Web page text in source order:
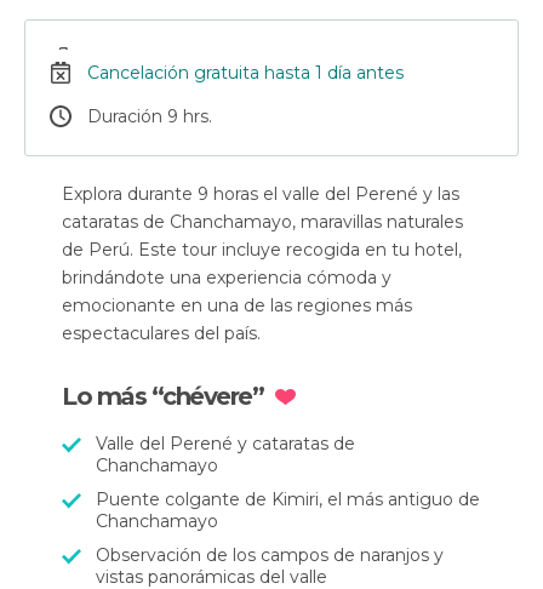
Cancelación gratuita hasta 1 día antes
Duración 9 hrs.
Explora durante 9 horas el valle del Perené y las
cataratas de Chanchamayo, maravillas naturales
de Perú. Este tour incluye recogida en tu hotel,
brindándote una experiencia cómoda y
emocionante en una de las regiones más
espectaculares del país.
Lo más “chévere”
Valle del Perené y cataratas de
Chanchamayo
Puente colgante de Kimiri, el más antiguo de
Chanchamayo
Observación de los campos de naranjos y
vistas panorámicas del valle